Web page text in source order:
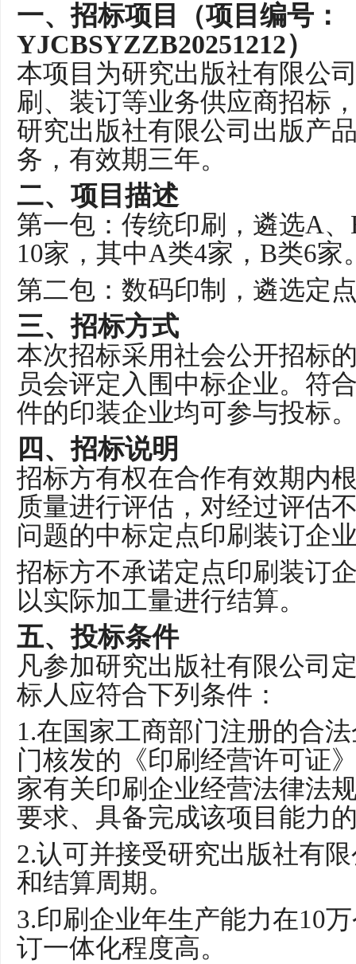
一、招标项目（项目编号：
YJCBSYZZB20251212）
本项目为研究出版社有限公
刷、装订等业务供应商招标
研究出版社有限公司 出版产
务，有效期三年。
二、 项目描述
第一包： 传统印刷，遴选A、
10家，其中A类4家， B类6家
第二包：数码印制，遴选定
三、招标方式
本次招标采用社会公开招标
员会评定入围中标企业。符
件的印装企业均可参与投标
四、招标说明
招标方有权在合作有效期内
质量进行评估，对经过评估
问题的中标定点印刷装订企
招标方不承诺定点印刷装订
以实际加工量进行结算。
五、投标条件
凡参加研究出版社有限公司
标人应符合下列条件：
1.在国家工商部门注册的合
门核发的《印刷经营许可证
家有关印刷企业经营法律法
要求、具备完成该项目能力
2.认可并接受研究出版社有
和结算周期。
3.印刷企业年生产能力在10
订一体化程度高。